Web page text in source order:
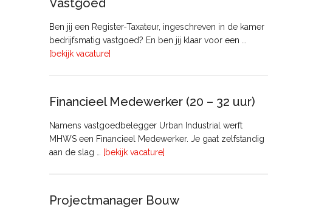
Vastgoed
Ben jij een Register-Taxateur, ingeschreven in de kamer
bedrijfsmatig vastgoed? En ben jij klaar voor een …
[bekijk vacature]
Financieel Medewerker (20 – 32 uur)
Namens vastgoedbelegger Urban Industrial werft
MHWS een Financieel Medewerker. Je gaat zelfstandig
aan de slag …
[bekijk vacature]
Projectmanager Bouw